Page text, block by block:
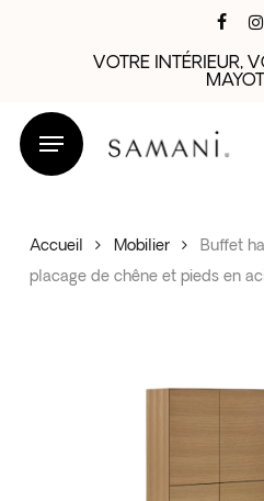
VOTRE INTÉRIEUR,
Accueil Mobilier
Buffet
placage de chêne et pieds en